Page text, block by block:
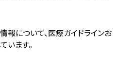
について、医療ガイドラインお
います。